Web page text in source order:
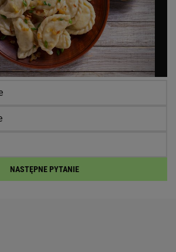
NASTĘPNE PYTANIE